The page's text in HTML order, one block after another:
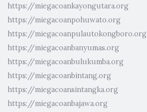
https://miegacoankayongutara.org
https://miegacoanpohuwato.org
https://miegacoanpulautokongboro.org
https://miegacoanbanyumas.org
https://miegacoanbulukumba.org
https://miegacoanbintang.org
https://miegacoansintangka.org
https://miegacoanbajawa.org